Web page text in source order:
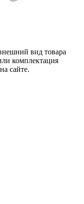
вид товара
комплектация
сайте.